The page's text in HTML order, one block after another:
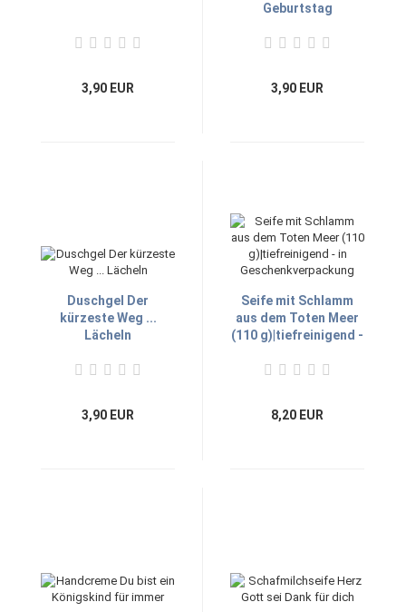
3,90 EUR
Geburtstag
3,90 EUR
Duschgel Der
kürzeste Weg ...
Lächeln
3,90 EUR
Seife mit Schlamm
aus dem Toten Meer
(110 g)|tiefreinigend -
Geschenkverpackung
8,20 EUR